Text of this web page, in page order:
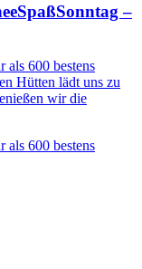
–
als 600 bestens
Hütten lädt uns zu
wir die
als 600 bestens